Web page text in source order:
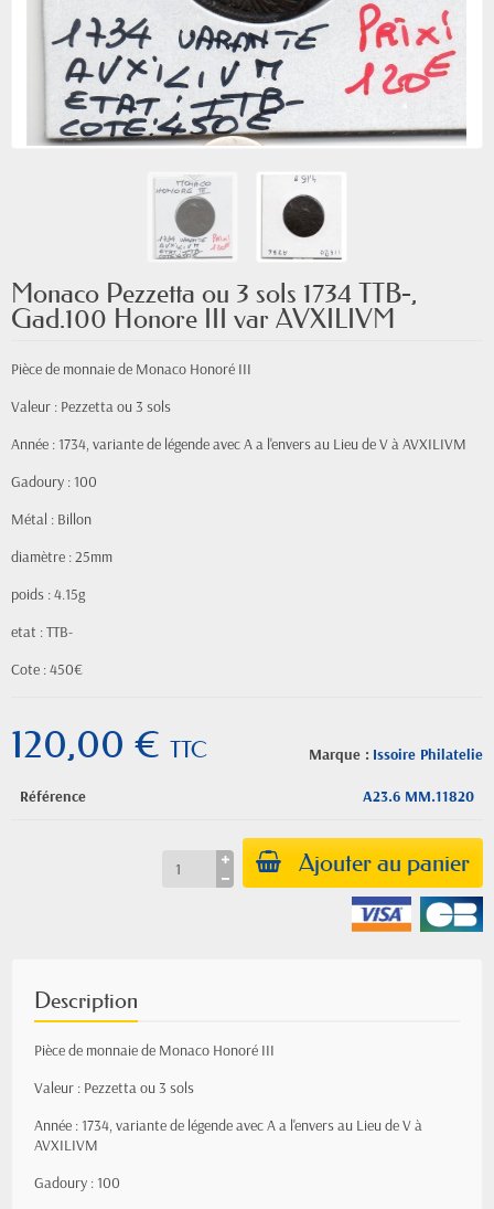
Monaco Pezzetta ou 3 sols 1734 TTB-,
Gad.100 Honore III var AVXILIVM
Pièce de monnaie de Monaco Honoré III
Valeur : Pezzetta ou 3 sols
Année : 1734, variante de légende avec A a l'envers au Lieu de V à AVXILIVM
Gadoury : 100
Métal : Billon
diamètre : 25mm
poids : 4.15g
etat : TTB-
Cote : 450€
Marque : Issoire Philatelie
120,00 € TTC
Référence A23.6 MM.11820
Ajouter au panier
Description
Pièce de monnaie de Monaco Honoré III
Valeur : Pezzetta ou 3 sols
Année : 1734, variante de légende avec A a l'envers au Lieu de V à
AVXILIVM
Gadoury : 100